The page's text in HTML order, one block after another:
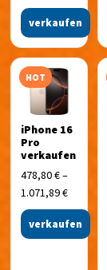
verkaufen
HOT
iPhone 16
Pro
verkaufen
478,80€–
1.071,89€
verkaufen